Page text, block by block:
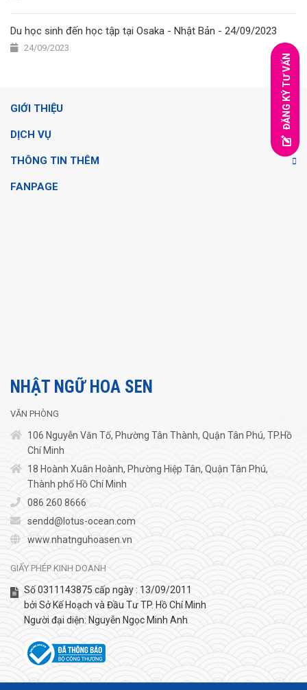
Du học sinh đến học tập tại Osaka - Nhật Bản - 24/09/2023
24/09/2023
GIỚI THIỆU
DỊCH VỤ
THÔNG TIN THÊM
FANPAGE
NHẬT NGỮ HOA SEN
VĂN PHÒNG
106 Nguyễn Văn Tố, Phường Tân Thành, Quận Tân Phú, TP.Hồ
Chí Minh
18 Hoành Xuân Hoành, Phường Hiệp Tân, Quận Tân Phú,
Thành phố Hồ Chí Minh
086 260 8666
sendd@lotus-ocean.com
www.nhatnguhoasen.vn
GIẤY PHÉP KINH DOANH
Số 0311143875 cấp ngày : 13/09/2011
bởi Sở Kế Hoạch và Đầu Tư TP. Hồ Chí Minh
Người đại diện: Nguyễn Ngọc Minh Anh
ĐĂNG KÝ TƯ VẤN